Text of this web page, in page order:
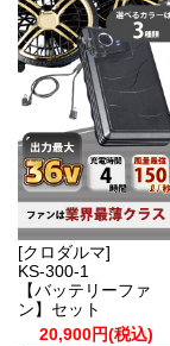
[クロダルマ]
KS-300-1
【バッテリーファ
ン】セット
20,900円(税込)